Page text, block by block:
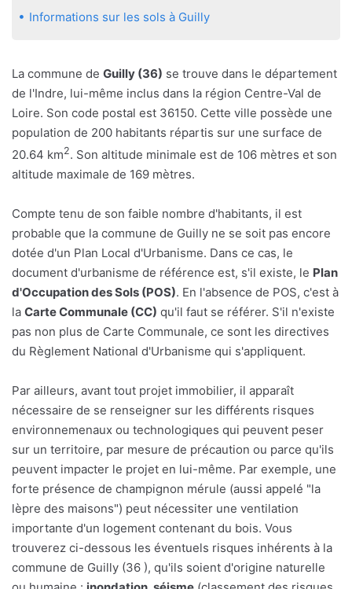
Informations sur les sols à Guilly
La commune de Guilly (36) se trouve dans le département
de l'Indre, lui-même inclus dans la région Centre-Val de
Loire. Son code postal est 36150. Cette ville possède une
population de 200 habitants répartis sur une surface de
20.64 km2. Son altitude minimale est de 106 mètres et son
altitude maximale de 169 mètres.
Compte tenu de son faible nombre d'habitants, il est
probable que la commune de Guilly ne se soit pas encore
dotée d'un Plan Local d'Urbanisme. Dans ce cas, le
document d'urbanisme de référence est, s'il existe, le Plan
d'Occupation des Sols (POS). En l'absence de POS, c'est à
la Carte Communale (CC) qu'il faut se référer. S'il n'existe
pas non plus de Carte Communale, ce sont les directives
du Règlement National d'Urbanisme qui s'appliquent.
Par ailleurs, avant tout projet immobilier, il apparaît
nécessaire de se renseigner sur les différents risques
environnemenaux ou technologiques qui peuvent peser
sur un territoire, par mesure de précaution ou parce qu'ils
peuvent impacter le projet en lui-même. Par exemple, une
forte présence de champignon mérule (aussi appelé "la
lèpre des maisons") peut nécessiter une ventilation
importante d'un logement contenant du bois. Vous
trouverez ci-dessous les éventuels risques inhérents à la
commune de Guilly (36 ), qu'ils soient d'origine naturelle